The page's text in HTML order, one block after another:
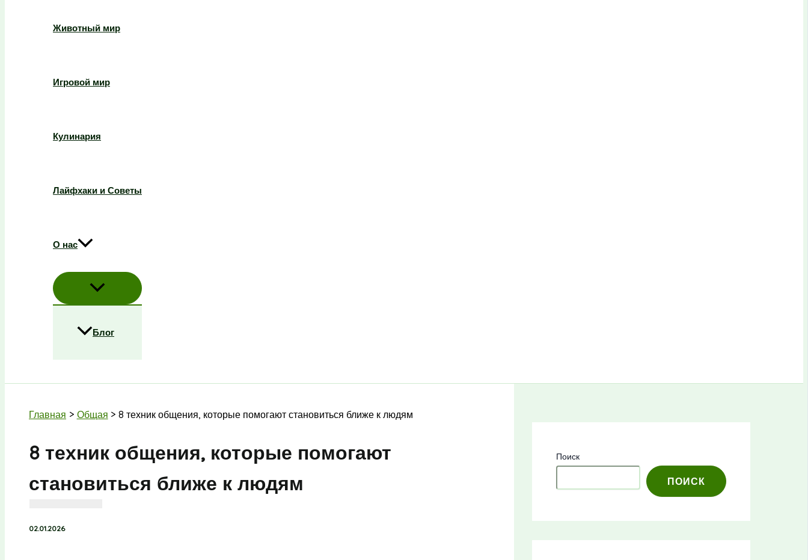
Животный мир
Игровой мир
Кулинария
Лайфхаки и Советы
О нас
Блог
Главная Общая 8 техник общения, которые помогают становиться ближе к людям
8 техник общения, которые помогают
становиться ближе к людям
02.01.2026
Поиск
ПОИСК